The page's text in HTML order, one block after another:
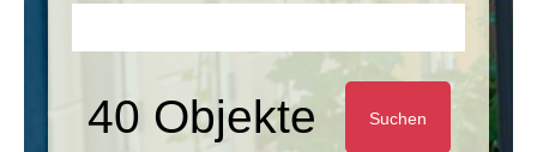
40 Objekte Suchen